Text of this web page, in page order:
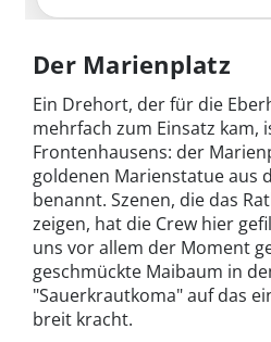
Der Marienplatz
Ein Drehort, der für die
mehrfach zum Einsatz kam,
Frontenhausens: der
goldenen Marienstatue aus
benannt. Szenen, die das
zeigen, hat die Crew hier
uns vor allem der Moment
geschmückte Maibaum in
"Sauerkrautkoma" auf das
breit kracht.